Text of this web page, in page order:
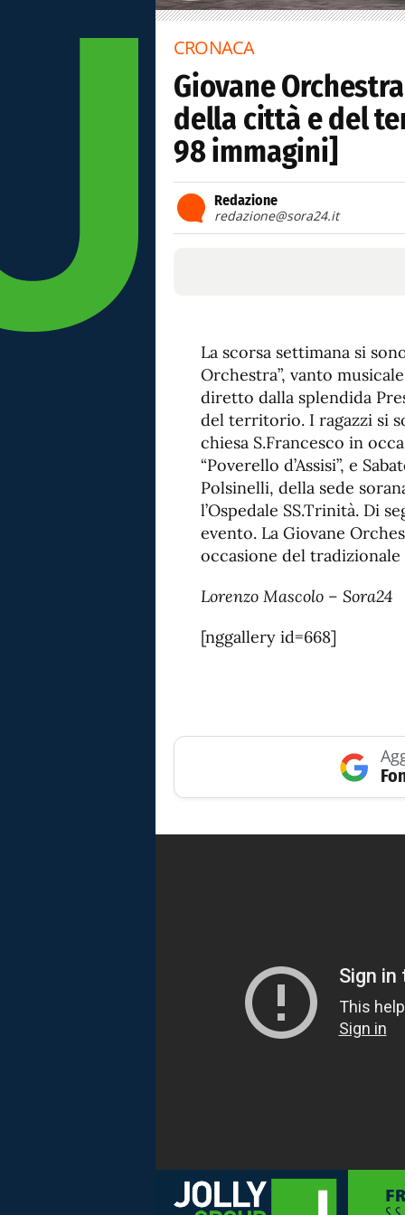
CRONACA
Giovane
della città e del
98 immagini]
Redazione
redazione@sora24.it
La scorsa settimana si
Orchestra”, vanto
diretto dalla splendida
del territorio. I ragazzi si
chiesa S.Francesco in
“Poverello d’Assisi”, e
Polsinelli, della sede
l’Ospedale SS.Trinità. Di
evento. La Giovane
occasione del
Lorenzo Mascolo – Sora24
[nggallery id=668]